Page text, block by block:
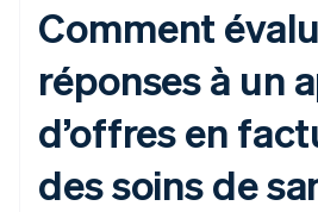
Comment
réponses à un
d’offres en
des soins de